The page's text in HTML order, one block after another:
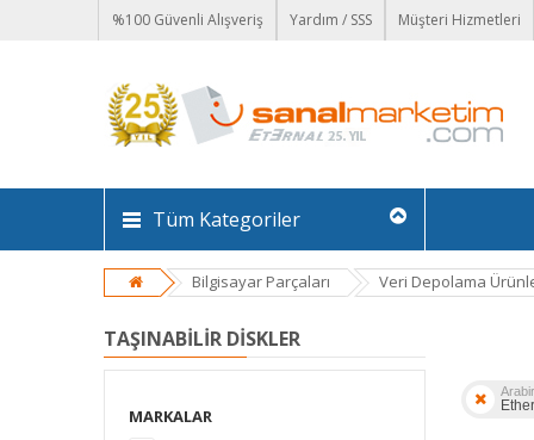
%100 Güvenli Alışveriş Yardım / SSS Müşteri Hizmetleri
Tüm Kategoriler
Bilgisayar Parçaları Veri Depolama
TAŞINABILIR DISKLER
MARKALAR